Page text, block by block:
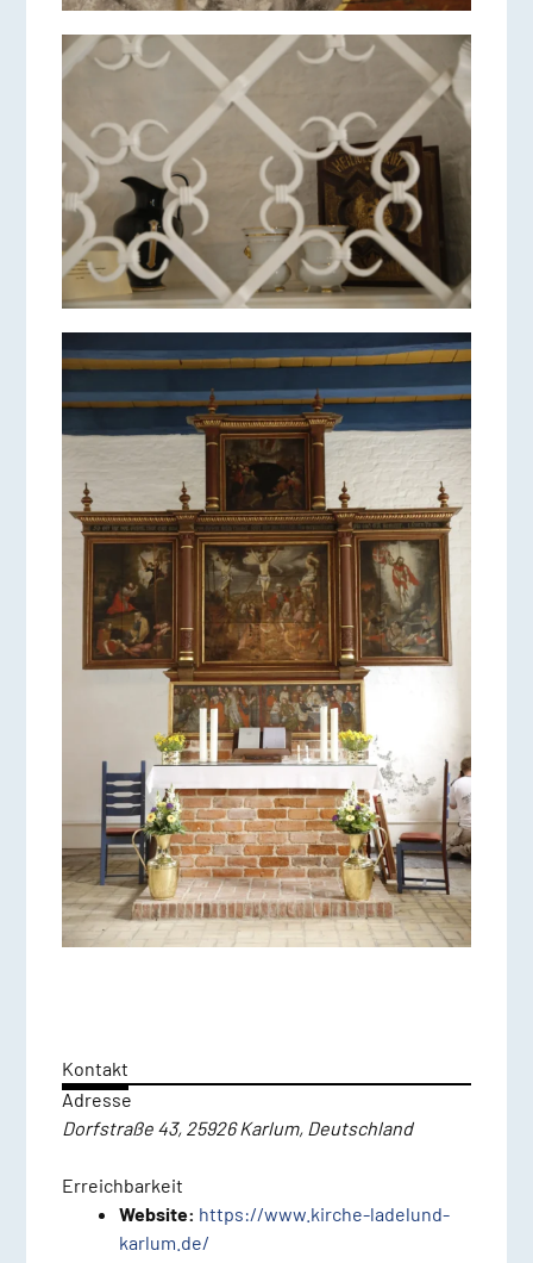
Kontakt
Adresse
Dorfstraße 43, 25926 Karlum, Deutschland
Erreichbarkeit
Website: https://www.kirche-ladelund-
karlum.de/